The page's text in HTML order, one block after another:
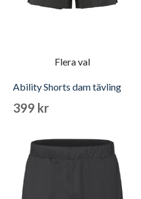
Flera val
Ability Shorts dam tävling
399 kr